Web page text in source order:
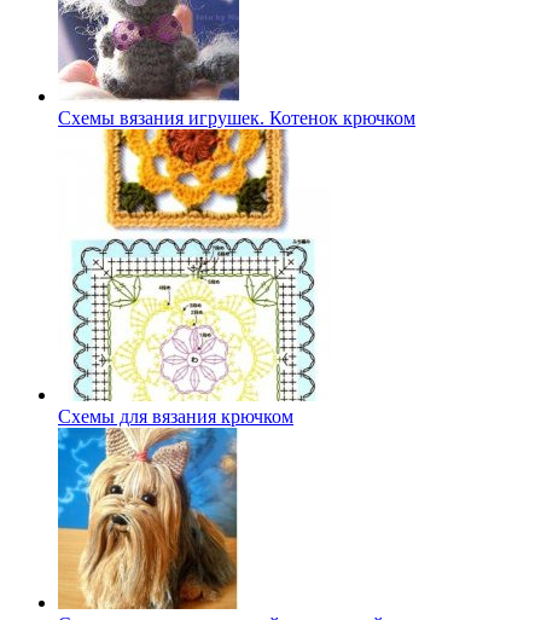
Схемы вязания игрушек. Котенок крючком
Схемы для вязания крючком